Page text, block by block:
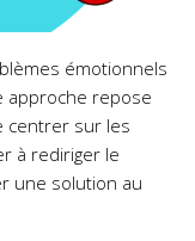
émotionnels
approche repose
centrer sur les
à rediriger le
une solution au